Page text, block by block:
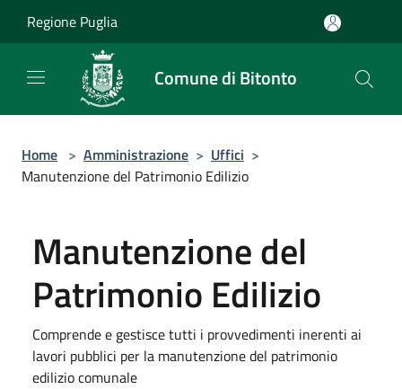
Regione Puglia
Comune di Bitonto
Home > Amministrazione > Uffici >
Manutenzione del Patrimonio Edilizio
Manutenzione del
Patrimonio Edilizio
Comprende e gestisce tutti i provvedimenti inerenti ai
lavori pubblici per la manutenzione del patrimonio
edilizio comunale